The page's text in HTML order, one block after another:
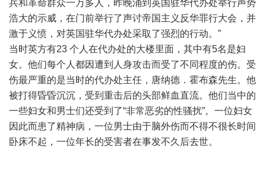
兵和革命群众一万多人，昨晚涌到英国驻华代办处举行声势
浩大的示威，在门前举行了声讨帝国主义反华罪行大会，并
激于义愤，对英国驻华代办处采取了强烈的行动。”
当时英方有23 个人在代办处的大楼里面，其中有5名是妇
女。他们每个人都因遭到人身攻击而受了不同程度的伤。受
伤最严重的是当时的代办处主任，唐纳德．霍布森先生。他
被打得昏昏沉沉，受到重击后的头部鲜血直流。他们当中的
一些妇女和男士们还受到了“非常恶劣的性骚扰”。一位妇女
因此而患了精神病，一位男士由于脑外伤而不得不很长时间
卧床不起，一位年长的受害者在事发不久后去世。